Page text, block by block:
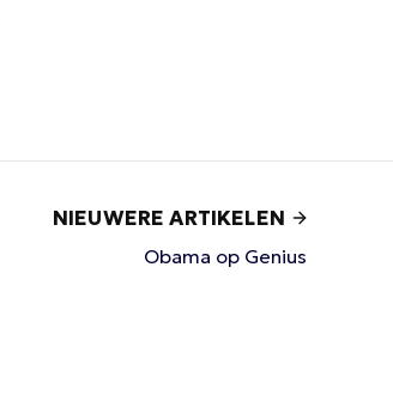
NIEUWERE ARTIKELEN
Obama op Genius